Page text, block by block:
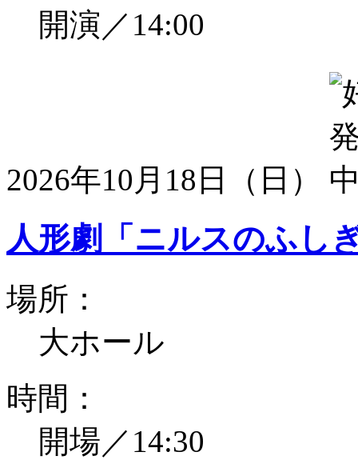
開演／14:00
2026年10月18日（日）
人形劇「ニルスのふし
場所：
大ホール
時間：
開場／14:30